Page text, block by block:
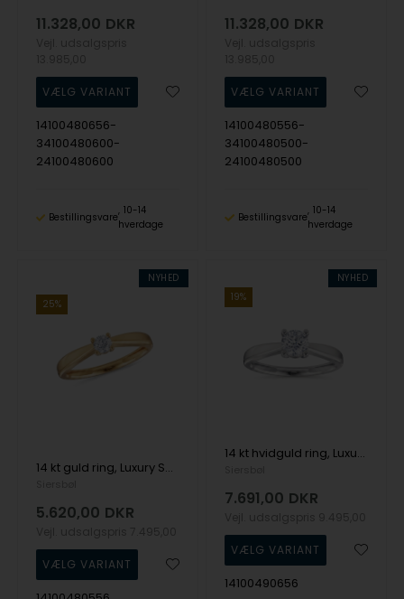
11.328,00 DKR
14100480656-
34100480600-
24100480600
Bestillingsvare
10-14
hverdage
11.328,00 DKR
14100480556-
34100480500-
24100480500
Bestillingsvare
10-14
hverdage
NYHED
25%
14 kt guld ring, Luxury Solitaire serien fra Siersbøl med ialt 0,25 ct Labgrown diamant
5.620,00 DKR
NYHED
19%
14 kt hvidguld ring, Luxury Solitaire serien fra Siersbøl med ialt 0,50 ct Labgrown diamant
7.691,00 DKR
14100490656